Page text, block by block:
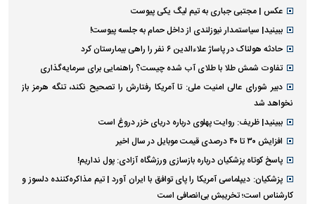
عکس | مجتبی جباری به تیم لیگ یکی پیوست
ببینید| سیاستمدار نیوزلندی از داخل حمام به جلسه پیوست!
حادثه هولناک در پاساژ علاءالدین ۶ نفر را راهی بیمارستان کرد
تفاوت شمش طلا با طلای آب شده چیست؟ راهنمایی برای سرمایه‌گذاری
دبیر شورای عالی امنیت ملی: تا آمریکا رفتارش را تصحیح نکند، تنگه هرمز باز
نخواهد شد
ببینید| ظریف: روایت پهلوی درباره دریای خزر دروغ است
افزایش ۳۰ تا ۴۰ درصدی قیمت موبایل در سال اخیر
پاسخ کوتاه پزشکیان درباره بازسازی ورزشگاه آزادی: پول نداریم!
پزشکیان: دیپلماسی آمریکا را پای توافق با ایران آورد | تیم مذاکره‌کننده دلسوز و
کارشناس است؛ تخریبش بی‌انصافی است